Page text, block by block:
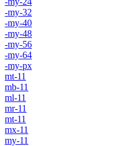
-my-32
-my-40
-my-48
-my-56
-my-64
-my-px
mt-11
mb-11
ml-11
mr-11
mt-11
mx-11
my-11